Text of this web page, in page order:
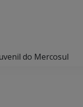
do Mercosul